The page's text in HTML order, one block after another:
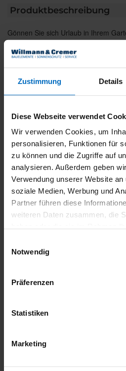
Zustimmung Details
Diese Webseite verwendet
Wir verwenden Cookies, um
personalisieren, Funktionen für
zu können und die Zugriffe auf
analysieren. Außerdem geben
Verwendung unserer Website
soziale Medien, Werbung und
Partner führen diese
weiteren Daten zusammen, die
Notwendig
Präferenzen
Statistiken
Marketing
Produktbeschreibung
Gönnen Sie sich Urlaub in Ihrem
leichtes Sonnensegel begeistert
charakteristische quadratische
und hochwertiger Verschattung –
freistehend oder an der Wand
Kurbelbedienung ermöglicht ein
von Kabeln.
Brillante Extras
Weitere Informationen zu
Extras Sonea